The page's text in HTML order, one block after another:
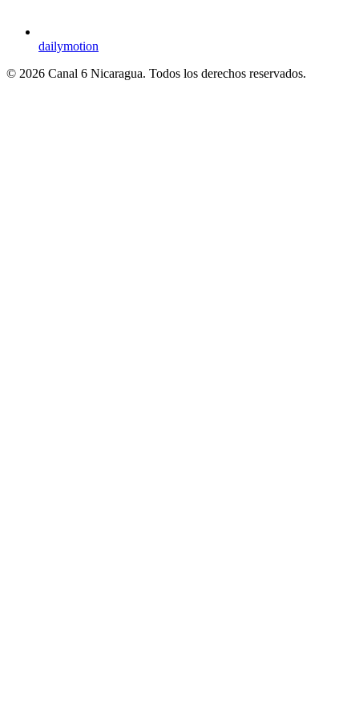
dailymotion
© 2026 Canal 6 Nicaragua. Todos los derechos reservados.